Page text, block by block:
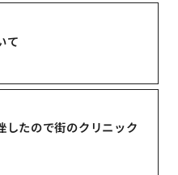
て
したので街のクリニック